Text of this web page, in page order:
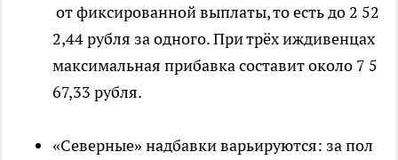
от фиксированной выплаты, то есть до 2 52
2,44 рубля за одного. При трёх иждивенцах
максимальная прибавка составит около 7 5
67,33 рубля.
«Северные» надбавки варьируются: за пол